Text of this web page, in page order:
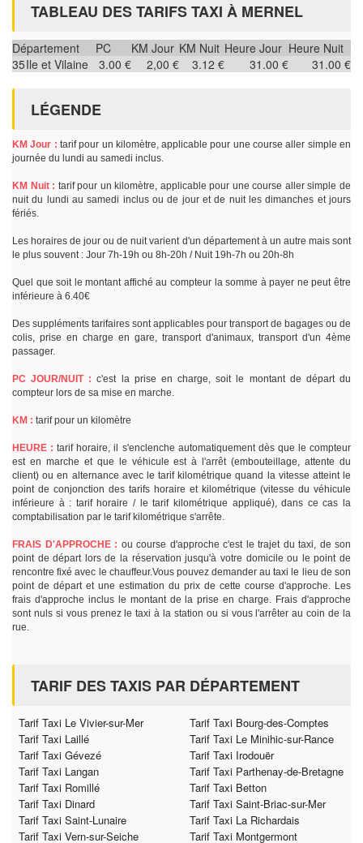
TABLEAU DES TARIFS TAXI À MERNEL
Département PC KM Jour KM Nuit Heure Jour Heure Nuit
35Ile et Vilaine 3.00 € 2,00 € 3.12 € 31.00 € 31.00 €
LÉGENDE
KM Jour : tarif pour un kilomètre, applicable pour une course aller simple en
journée du lundi au samedi inclus.
KM Nuit : tarif pour un kilomètre, applicable pour une course aller simple de
nuit du lundi au samedi inclus ou de jour et de nuit les dimanches et jours
fériés.
Les horaires de jour ou de nuit varient d'un département à un autre mais sont
le plus souvent : Jour 7h-19h ou 8h-20h / Nuit 19h-7h ou 20h-8h
Quel que soit le montant affiché au compteur la somme à payer ne peut être
inférieure à 6.40€
Des suppléments tarifaires sont applicables pour transport de bagages ou de
colis, prise en charge en gare, transport d'animaux, transport d'un 4ème
passager.
PC JOUR/NUIT : c'est la prise en charge, soit le montant de départ du
compteur lors de sa mise en marche.
KM : tarif pour un kilomètre
HEURE : tarif horaire, il s'enclenche automatiquement dès que le compteur
est en marche et que le véhicule est à l'arrêt (embouteillage, attente du
client) ou en alternance avec le tarif kilométrique quand la vitesse atteint le
point de conjonction des tarifs horaire et kilométrique (vitesse du véhicule
inférieure à : tarif horaire / le tarif kilométrique appliqué), dans ce cas la
comptabilisation par le tarif kilométrique s'arrête.
FRAIS D'APPROCHE : ou course d'approche c'est le trajet du taxi, de son
point de départ lors de la réservation jusqu'à votre domicile ou le point de
rencontre fixé avec le chauffeur.Vous pouvez demander au taxi le lieu de son
point de départ et une estimation du prix de cette course d'approche. Les
frais d'approche inclus le montant de la prise en charge. Frais d'approche
sont nuls si vous prenez le taxi à la station ou si vous l'arrêter au coin de la
rue.
TARIF DES TAXIS PAR DÉPARTEMENT
Tarif Taxi Le Vivier-sur-Mer
Tarif Taxi Bourg-des-Comptes
Tarif Taxi Laillé
Tarif Taxi Le Minihic-sur-Rance
Tarif Taxi Gévezé
Tarif Taxi Irodouër
Tarif Taxi Langan
Tarif Taxi Parthenay-de-Bretagne
Tarif Taxi Romillé
Tarif Taxi Betton
Tarif Taxi Dinard
Tarif Taxi Saint-Briac-sur-Mer
Tarif Taxi Saint-Lunaire
Tarif Taxi La Richardais
Tarif Taxi Vern-sur-Seiche
Tarif Taxi Montgermont